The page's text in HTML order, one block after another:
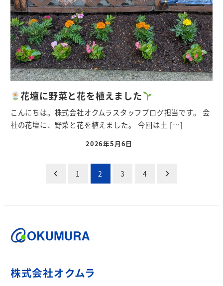
花壇に野菜と花を植えました
こんにちは。株式会社オクムラスタッフブログ担当です。 会
社の花壇に、野菜と花を植えました。 今回は土 […]
2026年5月6日
ペ
ジ
1 2 3 4
株式会社オクムラ